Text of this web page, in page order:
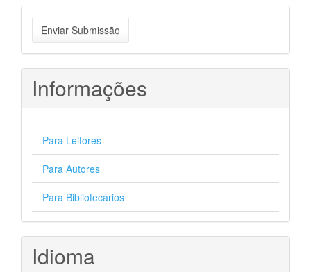
Enviar
Submissão
Enviar Submissão
Informações
Para Leitores
Para Autores
Para Bibliotecários
Idioma